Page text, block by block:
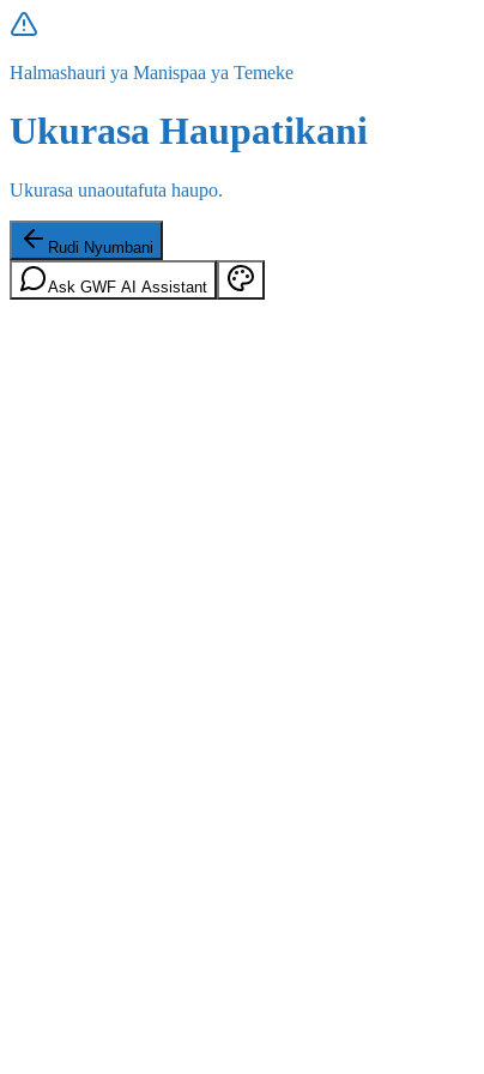
Halmashauri ya Manispaa ya Temeke
Ukurasa Haupatikani
Ukurasa unaoutafuta haupo.
Rudi Nyumbani
Ask GWF AI Assistant